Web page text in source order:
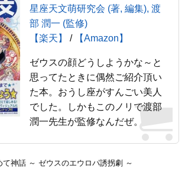
星座天文萌研究会 (著, 編集), 渡
部 潤一 (監修)
【楽天】
/ 【Amazon】
ゼウスの顔どうしようかな～と
思ってたときに偶然ご紹介頂い
た本。おうし座がすんごい美人
でした。しかもこのノリで渡部
潤一先生が監修なんだぜ。
て神話 ～ ゼウスのエウロパ誘拐劇 ～